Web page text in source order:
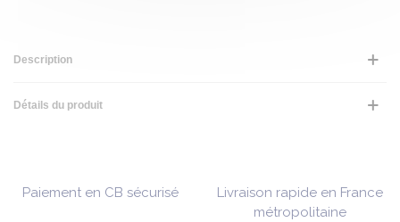
Description
Détails du produit
Paiement en CB sécurisé
Livraison rapide en France
métropolitaine